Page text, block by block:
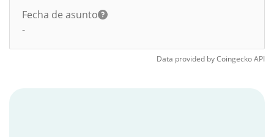
Fecha de asunto
-
Data provided byCoingeckoAPI